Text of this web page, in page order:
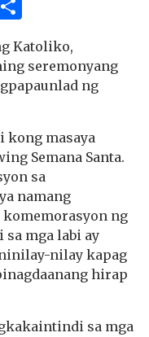
Link
Katoliko,
seremonyang
ng
kong masaya
Semana Santa.
sa
namang
ng
sa mga labi ay
nilay kapag
hirap
sa mga